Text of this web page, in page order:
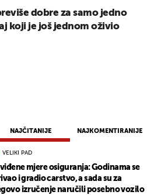
NAJČITANIJE NAJKOMENTIRANIJE
VELIKI PAD
mjere osiguranja: Godinama se
i gradio carstvo, a sada su za
izručenje naručili posebno vozilo
dobre za samo jedno
koji je još jednom oživio